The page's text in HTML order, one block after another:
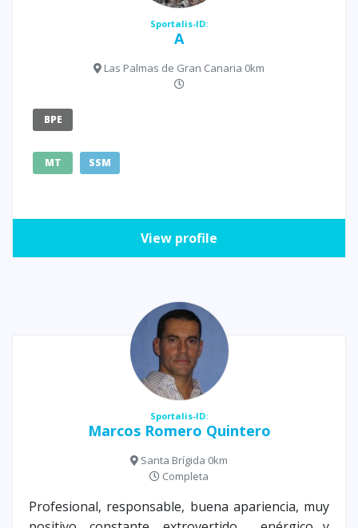
Sportalis-ID:
A
Las Palmas de Gran Canaria 0km
BPE
MT SSM
View profile
Sportalis-ID:
Marcos Romero Quintero
Santa Brígida 0km
Completa
Profesional, responsable, buena apariencia, muy